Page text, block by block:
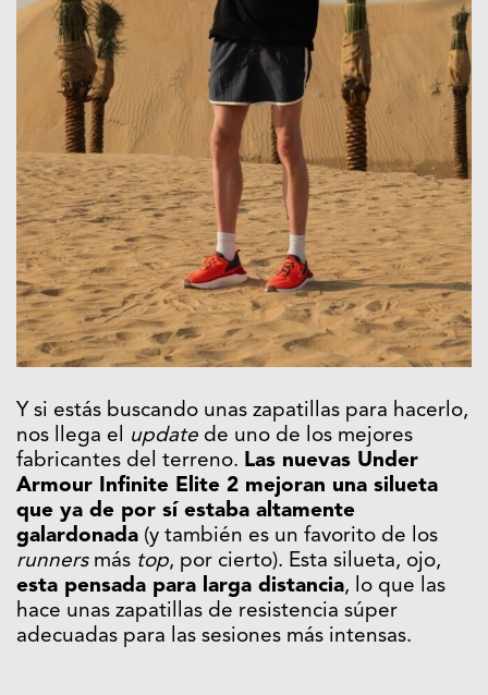
Y si estás buscando unas zapatillas para hacerlo,
nos llega el
update de uno de los mejores
fabricantes del terreno. Las nuevas Under
Armour Infinite Elite 2 mejoran una silueta
que ya de por sí estaba altamente
galardonada (y también es un favorito de los
runnersmás top, por cierto). Esta silueta, ojo,
esta pensada para larga distancia, lo que las
hace unas zapatillas de resistencia súper
adecuadas para las sesiones más intensas.